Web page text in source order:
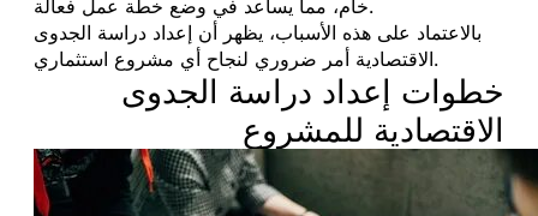
خام، مما يساعد في وضع خطة عمل فعالة.
بالاعتماد على هذه الأسباب، يظهر أن إعداد دراسة الجدوى
الاقتصادية أمر ضروري لنجاح أي مشروع استثماري.
خطوات إعداد دراسة الجدوى
الاقتصادية للمشروع